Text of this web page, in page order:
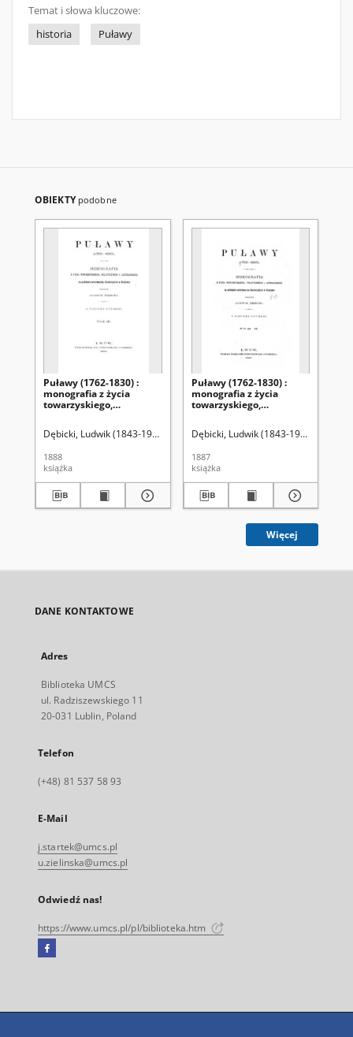
Temat i słowa kluczowe:
historia
Puławy
OBIEKTY podobne
Puławy (1762-1830) :
monografia z życia
towarzyskiego,
Puławami]
Dębicki, Ludwik (1843-1908)
1888
książka
Puławy (1762-1830) :
monografia z życia
towarzyskiego,
porozbiorowe]
Dębicki, Ludwik (1843-1908)
1887
książka
Więcej
DANE KONTAKTOWE
Adres
Biblioteka UMCS
ul. Radziszewskiego 11
20-031 Lublin, Poland
Telefon
(+48) 81 537 58 93
E-Mail
j.startek@umcs.pl
u.zielinska@umcs.pl
Odwiedź nas!
https://www.umcs.pl/pl/biblioteka.htm
Facebook
się